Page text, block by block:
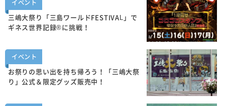
イベント
三嶋大祭り「三島ワールドFESTIVAL」で
ギネス世界記録®に挑戦！
イベント
お祭りの思い出を持ち帰ろう！「三嶋大祭
り」公式＆限定グッズ販売中！